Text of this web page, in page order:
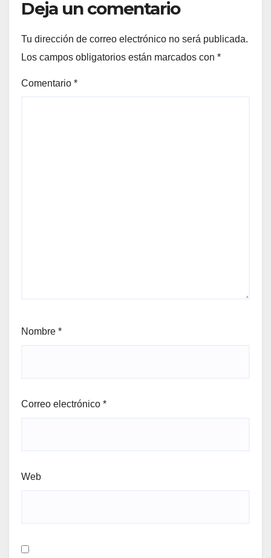
Deja un comentario
Tu dirección de correo electrónico no será publicada.
Los campos obligatorios están marcados con *
Comentario *
Nombre *
Correo electrónico *
Web